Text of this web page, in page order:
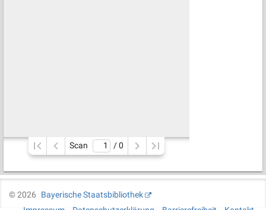
Scan / 0
©2026
Bayerische Staatsbibliothek